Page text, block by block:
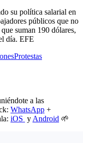
su política salarial en
públicos que no
suman 190 dólares,
día. EFE
Protestas
a las
WhatsApp +
iOS y Android 🌱